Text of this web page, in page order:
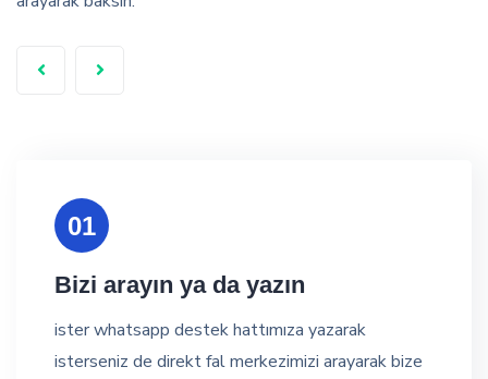
01
Bizi arayın ya da yazın
ister whatsapp destek hattımıza yazarak
isterseniz de direkt fal merkezimizi arayarak bize